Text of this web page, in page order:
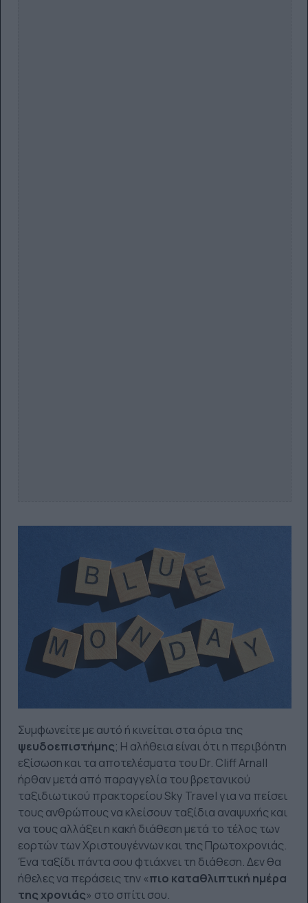
Συμφωνείτε με αυτό ή κινείται στα όρια της
ψευδοεπιστήμης; Η αλήθεια είναι ότι η περιβόητη
εξίσωση και τα αποτελέσματα του Dr. Cliff Arnall
ήρθαν μετά από παραγγελία του βρετανικού
ταξιδιωτικού πρακτορείου Sky Travel για να πείσει
τους ανθρώπους να κλείσουν ταξίδια αναψυχής και
να τους αλλάξει η κακή διάθεση μετά το τέλος των
εορτών των Χριστουγέννων και της Πρωτοχρονιάς.
Ένα ταξίδι πάντα σου φτιάχνει τη διάθεση. Δεν θα
ήθελες να περάσεις την «πιο καταθλιπτική ημέρα
της χρονιάς» στο σπίτι σου.